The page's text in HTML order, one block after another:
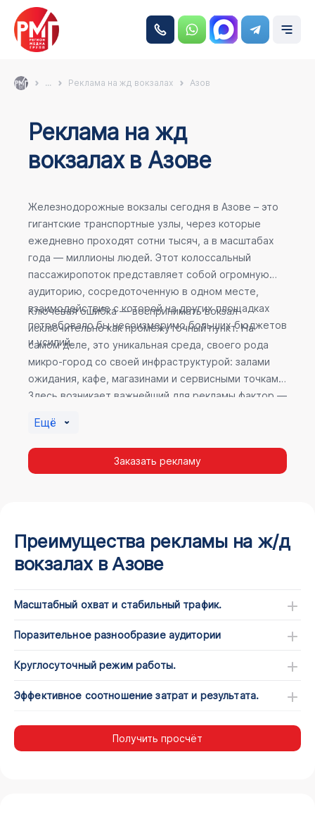
... Реклама на жд вокзалах Азов
Реклама на жд
вокзалах в Азове
Железнодорожные вокзалы сегодня в Азове – это
гигантские транспортные узлы, через которые
ежедневно проходят сотни тысяч, а в масштабах
года — миллионы людей. Этот колоссальный
пассажиропоток представляет собой огромную
аудиторию, сосредоточенную в одном месте,
взаимодействие с которой на других площадках
потребовало бы несоизмеримо больших бюджетов
и усилий.
Ключевая ошибка — воспринимать вокзал
исключительно как промежуточный пункт. На
самом деле, это уникальная среда, своего рода
микро-город со своей инфраструктурой: залами
ожидания, кафе, магазинами и сервисными точками.
Здесь возникает важнейший для рекламы фактор —
пассажир максимально открыт для информации, а
его внимание не так рассеяно, как при беглом
просмотре постов в соцсетях.
Ещё
Заказать рекламу
Преимущества рекламы на ж/д
вокзалах в Азове
Масштабный охват и стабильный трафик.
Поразительное разнообразие аудитории
Круглосуточный режим работы.
Эффективное соотношение затрат и результата.
Получить просчёт